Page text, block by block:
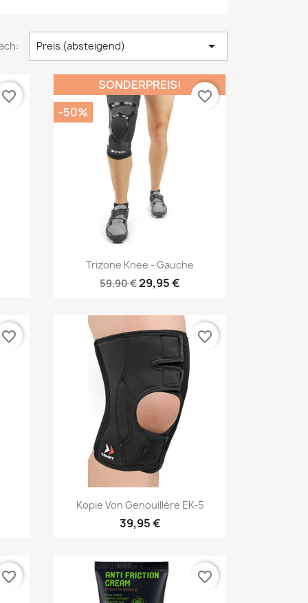
Preis (absteigend) 
favorite_border
 Vorschau
Trizone Knee - Gauche
59,90 €29,95 €
SONDERPREIS!
-50%
favorite_border
favorite_border
Vorschau
Kopie Von Genouillère EK-5
39,95 €
favorite_border
favorite_border favorite_border